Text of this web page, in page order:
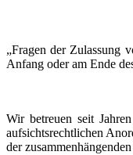
„Fragen der Zulassung
Anfang oder am Ende
Wir betreuen seit
aufsichtsrechtlichen
der